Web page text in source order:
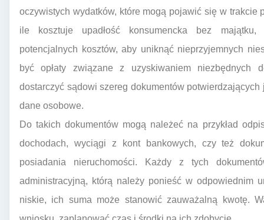
oczywistych wydatków, które mogą pojawić się w trakcie
ile kosztuje upadłość konsumencka bez
potencjalnych kosztów, aby uniknąć nieprzyjemnych
być opłaty związane z uzyskiwaniem niezbędnych
dostarczyć sądowi szereg dokumentów
dane osobowe.
Do takich dokumentów mogą należeć na przykład
dochodach, wyciągi z kont bankowych, czy też
posiadania nieruchomości. Każdy z tych
administracyjną, którą należy ponieść w odpowiednim
niskie, ich suma może stanowić zauważalną kwotę.